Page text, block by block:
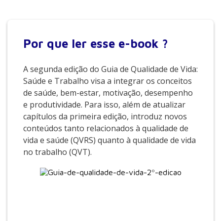
Por que ler esse e-book ?
A segunda edição do Guia de Qualidade de Vida:
Saúde e Trabalho visa a integrar os conceitos
de saúde, bem-estar, motivação, desempenho
e produtividade. Para isso, além de atualizar
capítulos da primeira edição, introduz novos
conteúdos tanto relacionados à qualidade de
vida e saúde (QVRS) quanto à qualidade de vida
no trabalho (QVT).